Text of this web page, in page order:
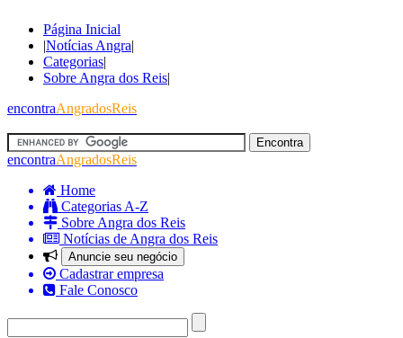
Página Inicial
|Notícias Angra|
Categorias|
Sobre Angra dos Reis|
encontraAngradosReis
encontraAngradosReis
Home
Categorias A-Z
Sobre Angra dos Reis
Notícias de Angra dos Reis
Anuncie seu negócio
Cadastrar empresa
Fale Conosco